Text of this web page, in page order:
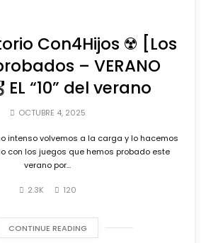
Con4Hijos ☢️ [Los
– VERANO
EL “10” del verano
OCTUBRE 4, 2025
intenso volvemos a la carga y lo hacemos
con los juegos que hemos probado este
verano por...
2.3K 120
CONTINUE READING